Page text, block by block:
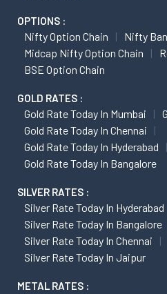
OPTIONS :
Nifty Option Chain
Nifty
Midcap Nifty Option Chain
BSE Option Chain
GOLD RATES :
Gold Rate Today In Mumbai
Gold Rate Today In Chennai
Gold Rate Today In Hyderabad
Gold Rate Today In Bangalore
SILVER RATES :
Silver Rate Today In Hyderabad
Silver Rate Today In Bangalore
Silver Rate Today In Chennai
Silver Rate Today In Jaipur
METAL RATES :